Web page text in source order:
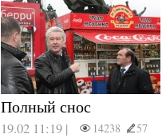
Полный снос
19.02 11:19 | 14238 57